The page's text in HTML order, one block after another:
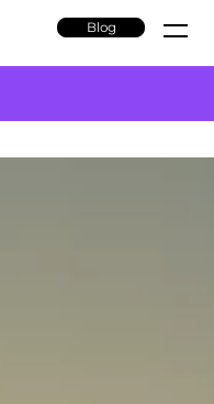
Blog